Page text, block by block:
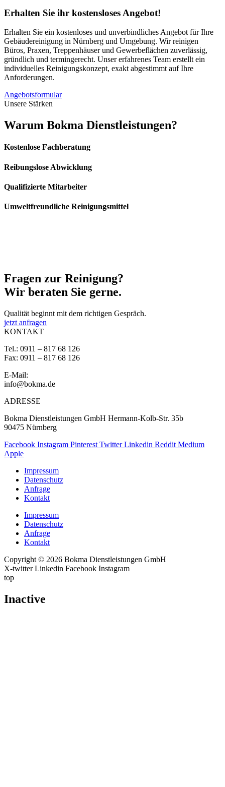
Erhalten Sie ihr kostensloses Angebot!
Erhalten Sie ein kostenloses und unverbindliches Angebot für Ihre
Gebäudereinigung in Nürnberg und Umgebung. Wir reinigen
Büros, Praxen, Treppenhäuser und Gewerbeflächen zuverlässig,
gründlich und termingerecht. Unser erfahrenes Team erstellt ein
individuelles Reinigungskonzept, exakt abgestimmt auf Ihre
Anforderungen.
Angebotsformular
Unsere Stärken
Warum Bokma Dienstleistungen?
Kostenlose Fachberatung
Reibungslose Abwicklung
Qualifizierte Mitarbeiter
Umweltfreundliche Reinigungsmittel
Fragen zur Reinigung?
Wir beraten Sie gerne.
Qualität beginnt mit dem richtigen Gespräch.
jetzt anfragen
KONTAKT
Tel.: 0911 – 817 68 126
Fax: 0911 – 817 68 126
E-Mail:
info@bokma.de
ADRESSE
Bokma Dienstleistungen GmbH Hermann-Kolb-Str. 35b
90475 Nürnberg
Facebook Instagram Pinterest Twitter Linkedin Reddit Medium
Apple
Impressum
Datenschutz
Anfrage
Kontakt
Impressum
Datenschutz
Anfrage
Kontakt
Copyright © 2026 Bokma Dienstleistungen GmbH
X-twitter Linkedin Facebook Instagram
top
Inactive